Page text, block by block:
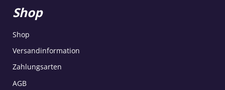
Shop
Shop
Versandinformation
Zahlungsarten
AGB